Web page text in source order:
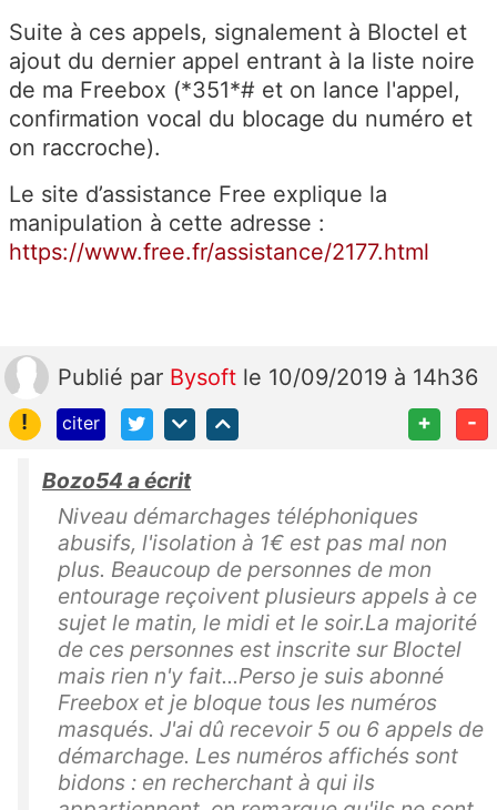
Suite à ces appels, signalement à Bloctel et
ajout du dernier appel entrant à la liste noire
de ma Freebox (*351*# et on lance l'appel,
confirmation vocal du blocage du numéro et
on raccroche).
Le site d’assistance Free explique la
manipulation à cette adresse :
https://www.free.fr/assistance/2177.html
Publié par Bysoft le 10/09/2019 à 14h36
!
citer + -
Bozo54 a écrit
Niveau démarchages téléphoniques
abusifs, l'isolation à 1€ est pas mal non
plus. Beaucoup de personnes de mon
entourage reçoivent plusieurs appels à ce
sujet le matin, le midi et le soir.La majorité
de ces personnes est inscrite sur Bloctel
mais rien n'y fait...Perso je suis abonné
Freebox et je bloque tous les numéros
masqués. J'ai dû recevoir 5 ou 6 appels de
démarchage. Les numéros affichés sont
bidons : en recherchant à qui ils